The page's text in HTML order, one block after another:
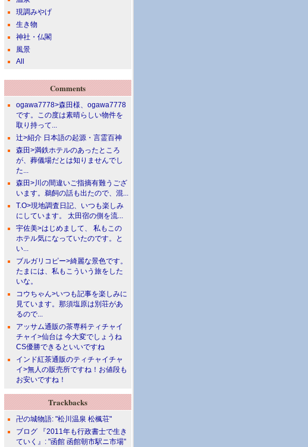
現調みやげ
生き物
神社・仏閣
風景
All
Comments
ogawa7778>森田様、ogawa7778
です。この度は素晴らしい物件を
取り持って...
辻>紹介 日本語の起源・言霊百神
森田>満鉄ホテルのあったところ
が、葬儀場だとは知りませんでし
た...
森田>川の間違いご指摘有難うござ
います。鵜飼の話も出たので、混...
T.O>現地調査日記、いつも楽しみ
にしています。 太田宿の側を流...
宇佐美>はじめまして、 私もこの
ホテル気になっていたのです。と
い...
ブルガリコピー>綺麗な景色です。
たまには、私もこういう旅をした
いな。
コウちゃん>いつも記事を楽しみに
見ています。那須塩原は別荘があ
るので...
アッサム通販の茶専科ティチャイ
チャイ>仙台は 今大変でしょうね
CS優勝できるといいですね
インド紅茶通販のティチャイチャ
イ>無人の販売所ですね！お値段も
お安いですね！
Trackbacks
卍の城物語: "松川温泉 松楓荘"
ブログ 『2011年も行政書士で生き
ていく』: "函館 函館朝市駅ニ市場"